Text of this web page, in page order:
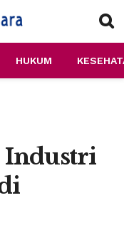
HUKUM
Industri